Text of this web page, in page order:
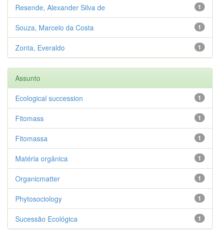
1
Resende, Alexander Silva de
1
Souza, Marcelo da Costa
1
Zonta, Everaldo
Assunto
1
Ecological succession
1
Fitomass
1
Fitomassa
1
Matéria orgânica
1
Organicmatter
1
Phytosociology
1
Sucessão Ecológica